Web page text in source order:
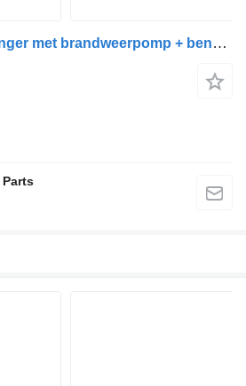
Diversen Occ aanhanger met brandweerpomp + benzinemotor Mot
Parts